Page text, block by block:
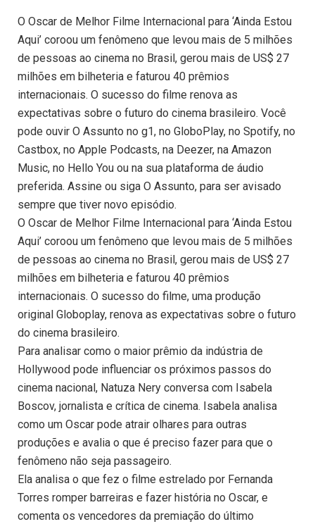
O Oscar de Melhor Filme Internacional para ‘Ainda Estou
Aqui’ coroou um fenômeno que levou mais de 5 milhões
de pessoas ao cinema no Brasil, gerou mais de US$ 27
milhões em bilheteria e faturou 40 prêmios
internacionais. O sucesso do filme renova as
expectativas sobre o futuro do cinema brasileiro. Você
pode ouvir O Assunto no g1, no GloboPlay, no Spotify, no
Castbox, no Apple Podcasts, na Deezer, na Amazon
Music, no Hello You ou na sua plataforma de áudio
preferida. Assine ou siga O Assunto, para ser avisado
sempre que tiver novo episódio.
O Oscar de Melhor Filme Internacional para ‘Ainda Estou
Aqui’ coroou um fenômeno que levou mais de 5 milhões
de pessoas ao cinema no Brasil, gerou mais de US$ 27
milhões em bilheteria e faturou 40 prêmios
internacionais. O sucesso do filme, uma produção
original Globoplay, renova as expectativas sobre o futuro
do cinema brasileiro.
Para analisar como o maior prêmio da indústria de
Hollywood pode influenciar os próximos passos do
cinema nacional, Natuza Nery conversa com Isabela
Boscov, jornalista e crítica de cinema. Isabela analisa
como um Oscar pode atrair olhares para outras
produções e avalia o que é preciso fazer para que o
fenômeno não seja passageiro.
Ela analisa o que fez o filme estrelado por Fernanda
Torres romper barreiras e fazer história no Oscar, e
comenta os vencedores da premiação do último